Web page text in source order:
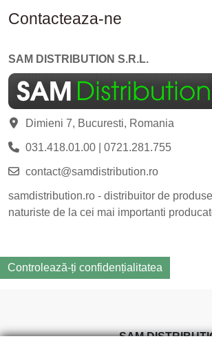
Contacteaza-ne
SAM DISTRIBUTION S.R.L.
Dimieni 7, Bucuresti, Romania
031.418.01.00| 0721.281.755
contact@samdistribution.ro
samdistribution.ro - distribuitor de produse
naturiste de la cei mai importanti
Controlează-ți confidențialitatea
SAM